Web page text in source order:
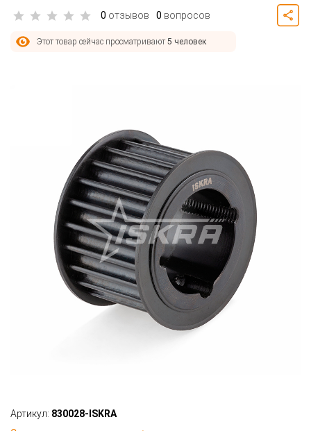
0 отзывов 0 вопросов
Этот товар сейчас просматривают5 человек
Артикул: 830028-ISKRA